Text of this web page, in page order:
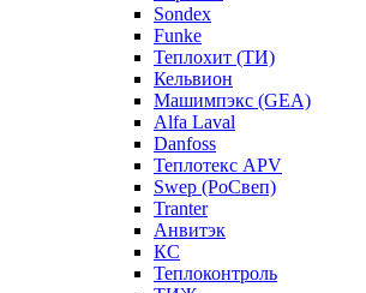
Sondex
Funke
Теплохит (ТИ)
Кельвион
Машимпэкс (GEA)
Alfa Laval
Danfoss
Теплотекс APV
Swep (РоСвеп)
Tranter
Анвитэк
КС
Теплоконтроль